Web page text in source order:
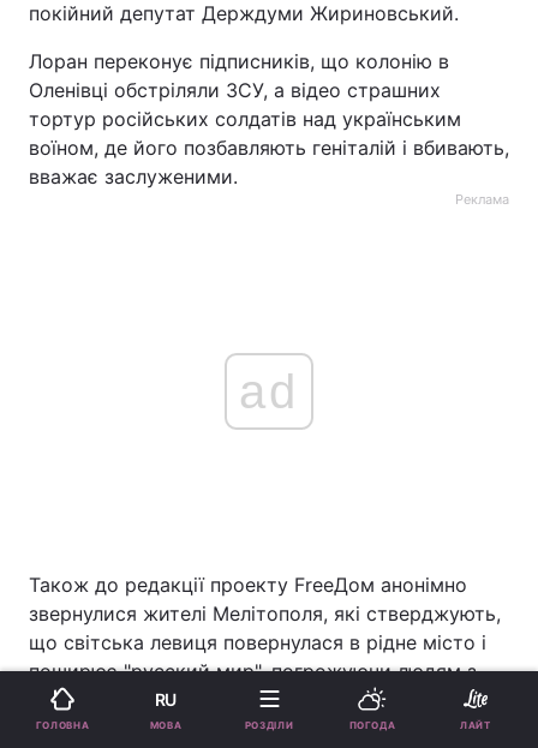
покійний депутат Держдуми Жириновський.
Лоран переконує підписників, що колонію в
Оленівці обстріляли ЗСУ, а відео страшних
тортур російських солдатів над українським
воїном, де його позбавляють геніталій і вбивають,
вважає заслуженими.
Реклама
ad
Також до редакції проекту FreeДом анонімно
звернулися жителі Мелітополя, які стверджують,
що світська левиця повернулася в рідне місто і
поширює "русский мир", погрожуючи людям з
проукраїнською позицією комендатурою і
розправою.
ГОЛОВНА
RU
МОВА РОЗДІЛИ ПОГОДА ЛАЙТ